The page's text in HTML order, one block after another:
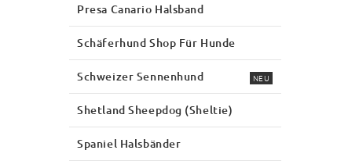
Presa Canario Halsband
Schäferhund Shop Für Hunde
Schweizer Sennenhund NEU
Shetland Sheepdog (Sheltie)
Spaniel Halsbänder